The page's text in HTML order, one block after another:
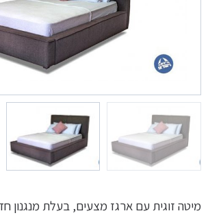
מיטה זוגית עם ארגז מצעים, בעלת מנגנון